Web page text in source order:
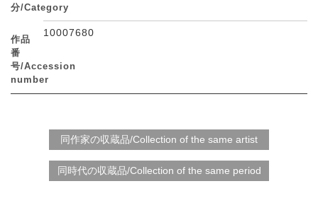
分/Category
作品
番
号/Accession
number
10007680